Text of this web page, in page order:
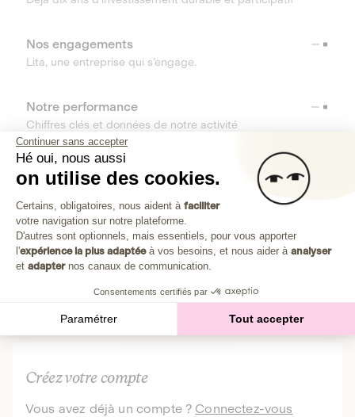
Nos engagements
Lita, une entreprise qui s’engage.
Notre performance
Chiffres clés et données de notre activité
RESSOURCES
OUTILS
Centre d’aide
Découvrez toutes les réponses à vos questions
Créez votre compte
Vous avez déjà un compte ? Connectez-vous
Continuer sans accepter
Hé oui, nous aussi
on utilise des cookies.
Plateforme de Gestion du
Certains, obligatoires, nous aident à faciliter
votre navigation sur notre plateforme.
D'autres sont optionnels, mais essentiels, pour vous apporter
l'expérience la plus adaptéeà vos besoins, et nous aider à analyser
et adapternos canaux de communication.
Consentements certifiés par
Paramétrer Tout accepter
Axeptio consent